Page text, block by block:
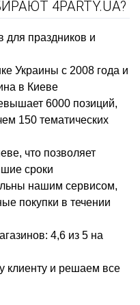
4PARTY.UA?
для праздников и
Украины с 2008 года и
в Киеве
6000 позиций,
150 тематических
что позволяет
сроки
нашим сервисом,
покупки в течении
4,6 из 5 на
клиенту и решаем все